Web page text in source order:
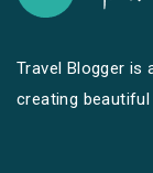
Travel Blogger is
creating